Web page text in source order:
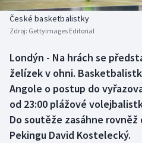
Biatlon
Box
Curling
Dostihy
Aplikace ČT sport
České basketbalistky
Zdroj: Gettyimages Editorial
Londýn - Na hrách se
želízek v ohni.
Angole o postup do
od 23:00 plážové
Do soutěže zasáhne
Pekingu David Kostelecký.